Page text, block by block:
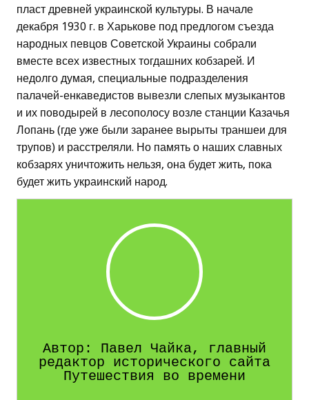
пласт древней украинской культуры. В начале
декабря 1930 г. в Харькове под предлогом съезда
народных певцов Советской Украины собрали
вместе всех известных тогдашних кобзарей. И
недолго думая, специальные подразделения
палачей-енкаведистов вывезли слепых музыкантов
и их поводырей в лесополосу возле станции Казачья
Лопань (где уже были заранее вырыты траншеи для
трупов) и расстреляли. Но память о наших славных
кобзарях уничтожить нельзя, она будет жить, пока
будет жить украинский народ.
Автор: Павел Чайка, главный
редактор исторического сайта
Путешествия во времени